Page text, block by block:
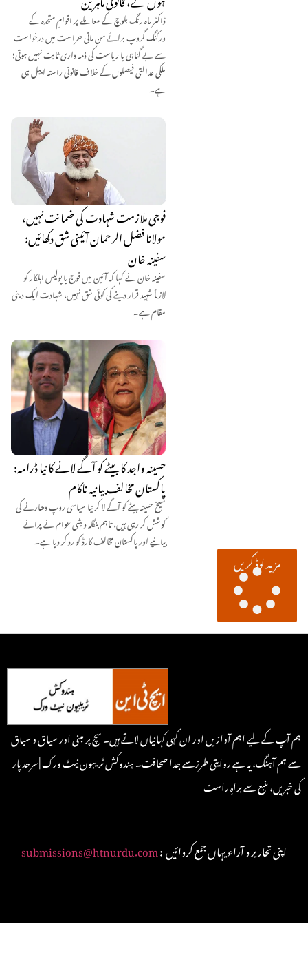
ڈاکٹر ماہ رنگ بلوچ کے معاملے پر اقوامِ متحدہ کے
ورکنگ گروپ برائے من مانی حراست میں درخواست
سے بے گناہی یا ریاست کی ذمہ داری ثابت نہیں ہوتی؛
ملکی عدالتی فیصلوں کے خلاف قانونی راستہ اپیل ہی
ہے۔
فوجی ملازمت شہادت کی ضمانت نہیں،
مولانا فضل الرحمان آئینی شق دکھائیں:
سفینہ خان
سفینہ خان نے کہا کہ آئین میں فوج یا پولیس اہلکار کو
لازماً شہید قرار دینے کی کوئی شق نہیں، شہادت ایک دینی
مقام ہے۔
حسینہ واجد کا بیٹے کو آگے لانے کا نیا ڈرامہ:
پاکستان مخالف بیانیہ ناکام
شیخ حسینہ بیٹے کو آگے لا کر نیا سیاسی روپ دھارنے کی
کوشش کر رہی ہیں، تاہم بنگلہ دیشی عوام نے پرانے
بیانیے اور پاکستان مخالف کارڈ کو رد کر دیا ہے۔
مزید لوڈ کریں
ہم آپ کے لیے اہم آوازیں اور ان کہی کہانیاں لاتے ہیں۔ سچ پر مبنی اور سیاق و سباق
سے ہم آہنگ، یہ ہے روایتی طرزسے جدا صحافت۔ ہندوکش ٹریبون نیٹ ورک | سرحد پار
کی خبریں، منبع سے براہِ راست
submissions@htnurdu.com : اپنی تحاریر و آراء یہاں جمع کروائیں